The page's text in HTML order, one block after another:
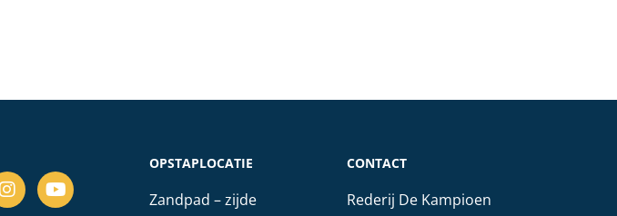
OPSTAPLOCATIE
Zandpad – zijde
CONTACT
Rederij De Kampioen